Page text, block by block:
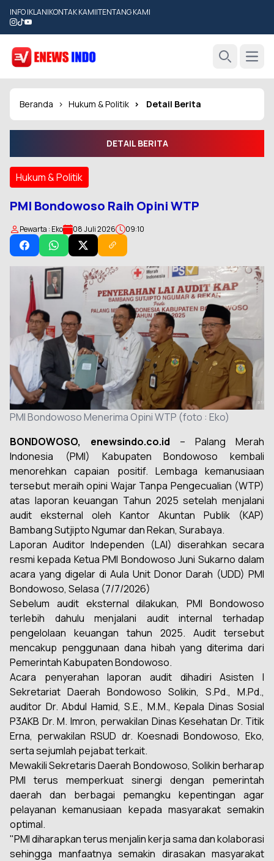
INFO IKLAN|KONTAK KAMI|TENTANG KAMI
Beranda Hukum & Politik Detail Berita
DETAIL BERITA
Hukum & Politik
PMI Bondowoso Raih Opini WTP
Pewarta : Eko 08 Juli 2026 09:10
PMI Bondowoso Menerima Opini WTP (foto : Eko)
BONDOWOSO, enewsindo.co.id – Palang Merah
Indonesia (PMI) Kabupaten Bondowoso kembali
menorehkan capaian positif. Lembaga kemanusiaan
tersebut meraih opini Wajar Tanpa Pengecualian (WTP)
atas laporan keuangan Tahun 2025 setelah menjalani
audit eksternal oleh Kantor Akuntan Publik (KAP)
Bambang Sutjipto Ngumar dan Rekan, Surabaya.
Laporan Auditor Independen (LAI) diserahkan secara
resmi kepada Ketua PMI Bondowoso Juni Sukarno dalam
acara yang digelar di Aula Unit Donor Darah (UDD) PMI
Bondowoso, Selasa (7/7/2026)
Sebelum audit eksternal dilakukan, PMI Bondowoso
terlebih dahulu menjalani audit internal terhadap
pengelolaan keuangan tahun 2025. Audit tersebut
mencakup penggunaan dana hibah yang diterima dari
Pemerintah Kabupaten Bondowoso.
Acara penyerahan laporan audit dihadiri Asisten I
Sekretariat Daerah Bondowoso Solikin, S.Pd., M.Pd.,
auditor Dr. Abdul Hamid, S.E., M.M., Kepala Dinas Sosial
P3AKB Dr. M. Imron, perwakilan Dinas Kesehatan Dr. Titik
Erna, perwakilan RSUD dr. Koesnadi Bondowoso, Eko,
serta sejumlah pejabat terkait.
Mewakili Sekretaris Daerah Bondowoso, Solikin berharap
PMI terus memperkuat sinergi dengan pemerintah
daerah dan berbagai pemangku kepentingan agar
pelayanan kemanusiaan kepada masyarakat semakin
optimal.
"PMI diharapkan terus menjalin kerja sama dan kolaborasi
sehingga manfaatnya semakin dirasakan masyarakat